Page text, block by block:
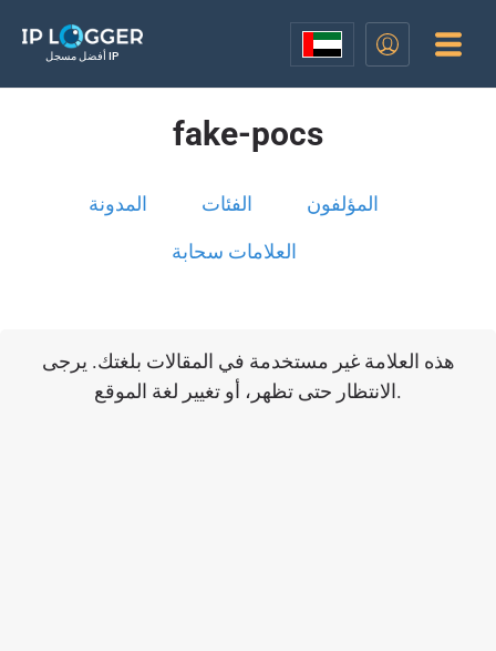
أفضل مسجل IP
fake-pocs
المدونة الفئات المؤلفون
العلامات سحابة